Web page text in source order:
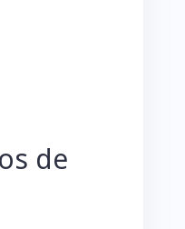
de